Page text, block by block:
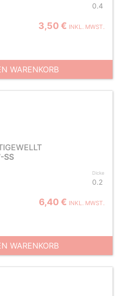
0.4
3,50 € INKL. MWST.
WARENKORB
SS
Dicke
0.2
6,40 € INKL. MWST.
WARENKORB